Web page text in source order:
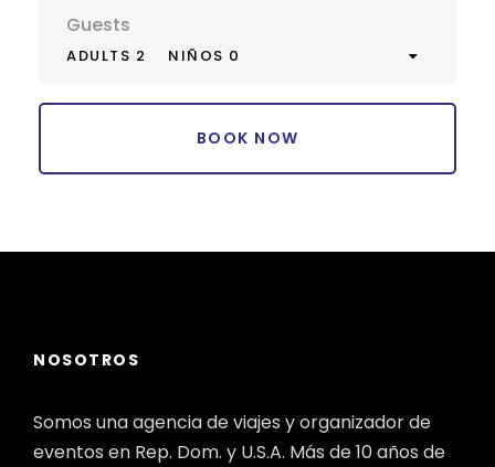
Guests
ADULTS 2 NIÑOS 0
NOSOTROS
Somos una agencia de viajes y organizador de
eventos en Rep. Dom. y U.S.A. Más de 10 años de